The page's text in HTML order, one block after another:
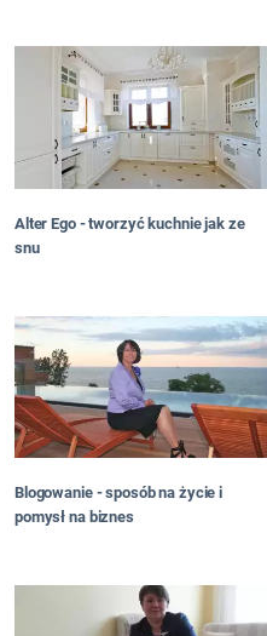
Alter Ego - tworzyć kuchnie jak ze
snu
Blogowanie - sposób na życie i
pomysł na biznes